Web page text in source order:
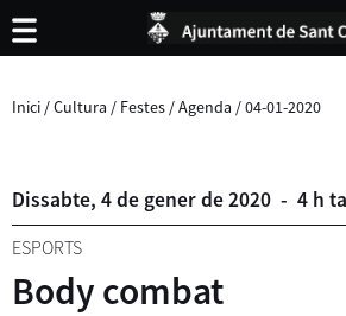
Inici /Cultura / Festes /Agenda /04-01-2020
Dissabte, 4de generde2020 - 4 h
ESPORTS
Body combat